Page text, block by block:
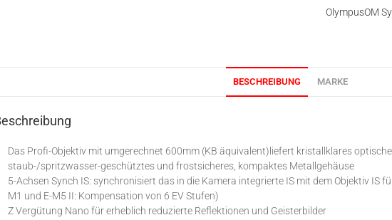
OlympusOM
BESCHREIBUNG MARKE
Das Profi-Objektiv mit umgerechnet 600mm (KB äquivalent)liefert kristallklares
staub-/spritzwasser-geschütztes und frostsicheres, kompaktes Metallgehäuse
5-Achsen Synch IS: synchronisiert das in die Kamera integrierte IS mit dem Objektiv IS
M1 und E-M5 II: Kompensation von 6 EV Stufen)
Z Vergütung Nano für erheblich reduzierte Reflektionen und Geisterbilder